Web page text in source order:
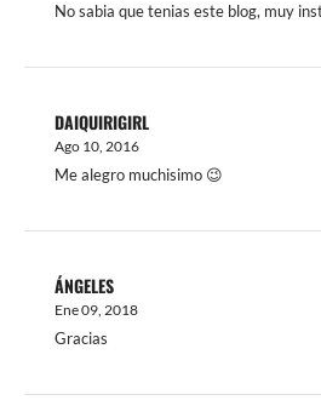
No sabia que tenias este blog, muy
DAIQUIRIGIRL
Ago 10, 2016
Me alegro muchisimo 😉
ÁNGELES
Ene 09, 2018
Gracias